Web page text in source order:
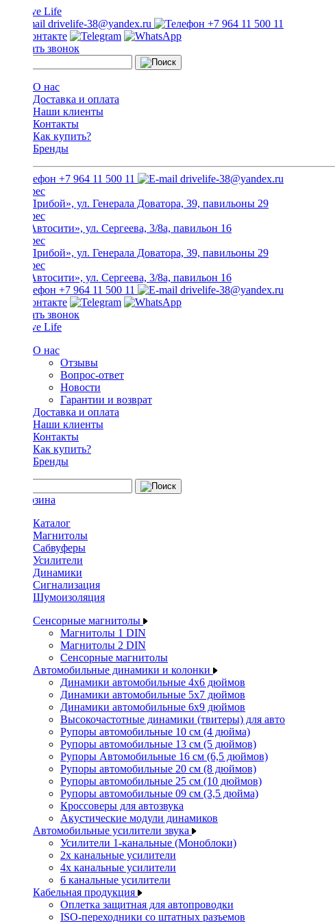
drivelife-38@yandex.ru +7 964 11 500 11
Заказать звонок
О нас
Доставка и оплата
Наши клиенты
Контакты
Как купить?
Бренды
+7 964 11 500 11 drivelife-38@yandex.ru
ТЦ «Прибой», ул. Генерала Доватора, 39, павильоны 29
ТЦ «Автосити», ул. Сергеева, 3/8а, павильон 16
ТЦ «Прибой», ул. Генерала Доватора, 39, павильоны 29
ТЦ «Автосити», ул. Сергеева, 3/8а, павильон 16
+7 964 11 500 11
drivelife-38@yandex.ru
Заказать звонок
О нас
Отзывы
Вопрос-ответ
Новости
Гарантии и возврат
Доставка и оплата
Наши клиенты
Контакты
Как купить?
Бренды
Каталог
Магнитолы
Сабвуферы
Усилители
Динамики
Сигнализация
Шумоизоляция
Сенсорные магнитолы
Магнитолы 1 DIN
Магнитолы 2 DIN
Сенсорные магнитолы
Автомобильные динамики и колонки
Динамики автомобильные 4x6 дюймов
Динамики автомобильные 5x7 дюймов
Динамики автомобильные 6x9 дюймов
Высокочастотные динамики (твитеры) для авто
Рупоры автомобильные 10 см (4 дюйма)
Рупоры автомобильные 13 см (5 дюймов)
Рупоры Автомобильные 16 см (6,5 дюймов)
Рупоры автомобильные 20 см (8 дюймов)
Рупоры автомобильные 25 см (10 дюймов)
Рупоры автомобильные 09 см (3,5 дюйма)
Кроссоверы для автозвука
Акустические модули динамиков
Автомобильные усилители звука
Усилители 1-канальные (Моноблоки)
2х канальные усилители
4х канальные усилители
6 канальные усилители
Кабельная продукция
Оплетка защитная для автопроводки
ISO-переходники со штатных разъемов